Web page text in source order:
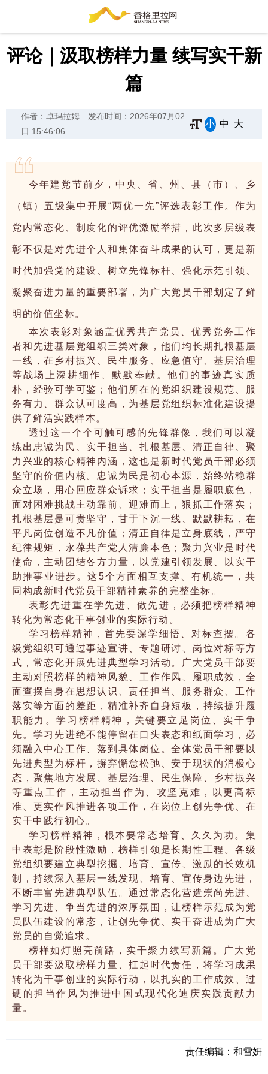
评论｜汲取榜样力量 续写实干新
篇
作者：卓玛拉姆
发布时间：2026年07月02
日 15:46:06
小 中 大
今年建党节前夕，中央、省、州、县（市）、乡
（镇）五级集中开展“两优一先”评选表彰工作。作为
党内常态化、制度化的评优激励举措，此次多层级表
彰不仅是对先进个人和集体奋斗成果的认可，更是新
时代加强党的建设、树立先锋标杆、强化示范引领、
凝聚奋进力量的重要部署，为广大党员干部划定了鲜
明的价值坐标。
本次表彰对象涵盖优秀共产党员、优秀党务工作
者和先进基层党组织三类对象，他们均长期扎根基层
一线，在乡村振兴、民生服务、应急值守、基层治理
等战场上深耕细作、默默奉献。他们的事迹真实质
朴，经验可学可鉴；他们所在的党组织建设规范、服
务有力、群众认可度高，为基层党组织标准化建设提
供了鲜活实践样本。
透过这一个个可触可感的先锋群像，我们可以凝
练出忠诚为民、实干担当、扎根基层、清正自律、聚
力兴业的核心精神内涵，这也是新时代党员干部必须
坚守的价值内核。忠诚为民是初心本源，始终站稳群
众立场，用心回应群众诉求；实干担当是履职底色，
面对困难挑战主动靠前、迎难而上，狠抓工作落实；
扎根基层是可贵坚守，甘于下沉一线、默默耕耘，在
平凡岗位创造不凡价值；清正自律是立身底线，严守
纪律规矩，永葆共产党人清廉本色；聚力兴业是时代
使命，主动团结各方力量，以党建引领发展、以实干
助推事业进步。这5个方面相互支撑、有机统一，共
同构成新时代党员干部精神素养的完整坐标。
表彰先进重在学先进、做先进，必须把榜样精神
转化为常态化干事创业的实际行动。
学习榜样精神，首先要深学细悟、对标查摆。各
级党组织可通过事迹宣讲、专题研讨、岗位对标等方
式，常态化开展先进典型学习活动。广大党员干部要
主动对照榜样的精神风貌、工作作风、履职成效，全
面查摆自身在思想认识、责任担当、服务群众、工作
落实等方面的差距，精准补齐自身短板，持续提升履
职能力。学习榜样精神，关键要立足岗位、实干争
先。学习先进绝不能停留在口头表态和纸面学习，必
须融入中心工作、落到具体岗位。全体党员干部要以
先进典型为标杆，摒弃懈怠松弛、安于现状的消极心
态，聚焦地方发展、基层治理、民生保障、乡村振兴
等重点工作，主动担当作为、攻坚克难，以更高标
准、更实作风推进各项工作，在岗位上创先争优、在
实干中践行初心。
学习榜样精神，根本要常态培育、久久为功。集
中表彰是阶段性激励，榜样引领是长期性工程。各级
党组织要建立典型挖掘、培育、宣传、激励的长效机
制，持续深入基层一线发现、培育、宣传身边先进，
不断丰富先进典型队伍。通过常态化营造崇尚先进、
学习先进、争当先进的浓厚氛围，让榜样示范成为党
员队伍建设的常态，让创先争优、实干奋进成为广大
党员的自觉追求。
榜样如灯照亮前路，实干聚力续写新篇。广大党
员干部要汲取榜样力量、扛起时代责任，将学习成果
转化为干事创业的实际行动，以扎实的工作成效、过
硬的担当作风为推进中国式现代化迪庆实践贡献力
量。
责任编辑： 和雪妍